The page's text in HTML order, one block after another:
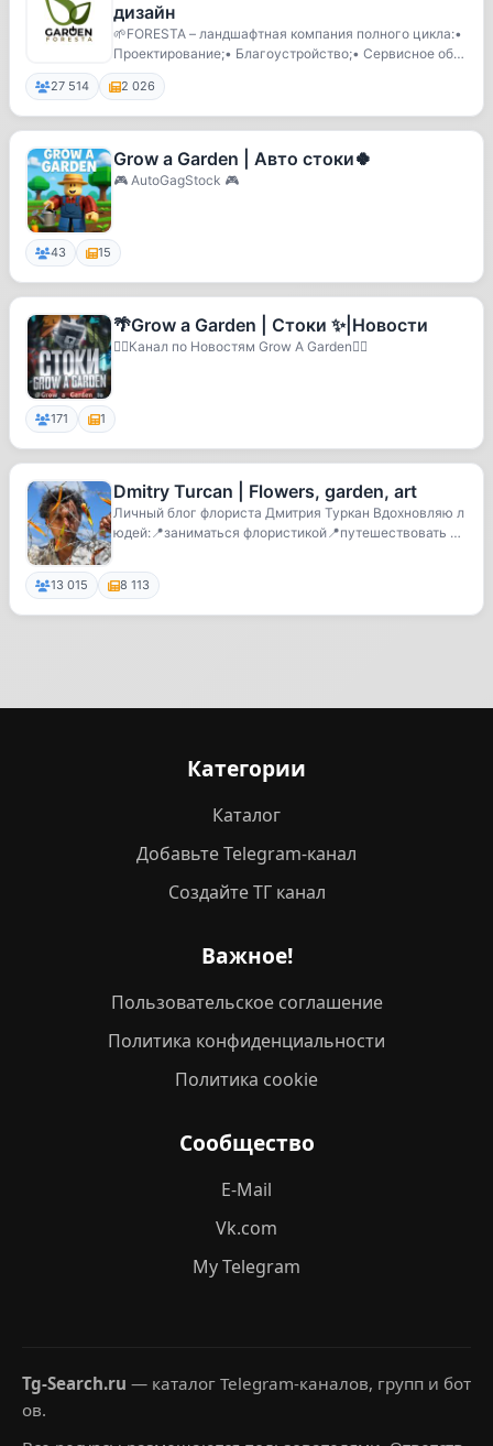
дизайн
🌱FORESTA – ландшафтная компания полного цикла:•
Проектирование;• Благоустройство;• Сервисное обс
л...
27 514 2 026
Grow a Garden | Авто стоки🍀
🎮 AutoGagStock 🎮
43 15
🌴Grow a Garden | Стоки ✨|Новости
🐦‍🔥Канал по Новостям Grow A Garden🐦‍🔥
171 1
Dmitry Turcan | Flowers, garden, art
Личный блог флориста Дмитрия Туркан Вдохновляю л
юдей:📍заниматься флористикой📍путешествовать по
13 015 8 113
Категории
Каталог
Добавьте Telegram-канал
Создайте ТГ канал
Важное!
Пользовательское соглашение
Политика конфиденциальности
Политика cookie
Сообщество
E-Mail
Vk.com
My Telegram
Tg-Search.ru — каталог Telegram-каналов, групп и бот
ов.